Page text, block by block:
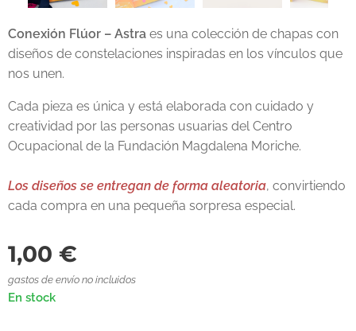
Conexión Flúor – Astra es una colección de chapas con
diseños de constelaciones inspiradas en los vínculos que
nos unen.
Cada pieza es única y está elaborada con cuidado y
creatividad por las personas usuarias del Centro
Ocupacional de la Fundación Magdalena Moriche.
Los diseños se entregan de forma aleatoria, convirtiendo
cada compra en una pequeña sorpresa especial.
1,00 €
gastos de envío no incluidos
En stock